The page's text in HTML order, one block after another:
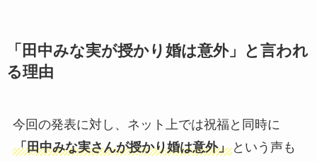
「田中みな実が授かり婚は意外」と言われ
る理由
今回の発表に対し、ネット上では祝福と同時に
「田中みな実さんが授かり婚は意外」という声も